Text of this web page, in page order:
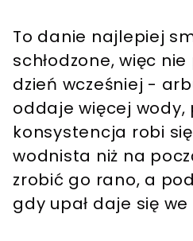
To danie najlepiej
schłodzone, więc
dzień wcześniej -
oddaje więcej wody,
konsystencja robi
wodnista niż na
zrobić go rano, a
gdy upał daje się